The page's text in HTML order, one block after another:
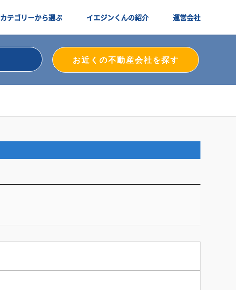
カテゴリーから選ぶ イエジンくんの紹介 運営会社
お近くの不動産会社を探す